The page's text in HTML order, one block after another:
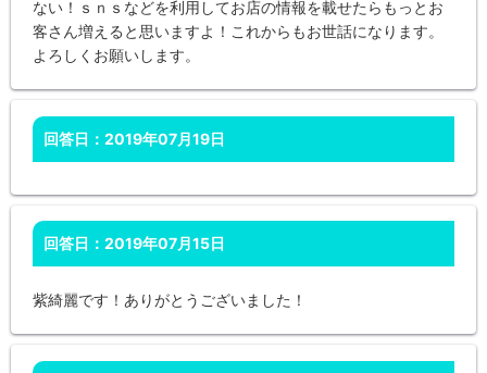
ない！ｓｎｓなどを利用してお店の情報を載せたらもっとお
客さん増えると思いますよ！これからもお世話になります。
よろしくお願いします。
回答日：2019年07月19日
回答日：2019年07月15日
紫綺麗です！ありがとうございました！